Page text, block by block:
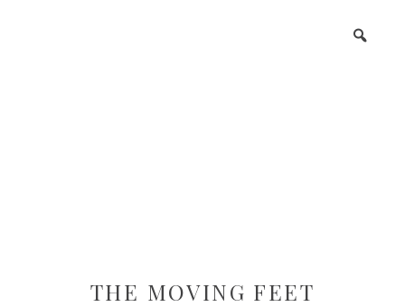
THE MOVING FEET